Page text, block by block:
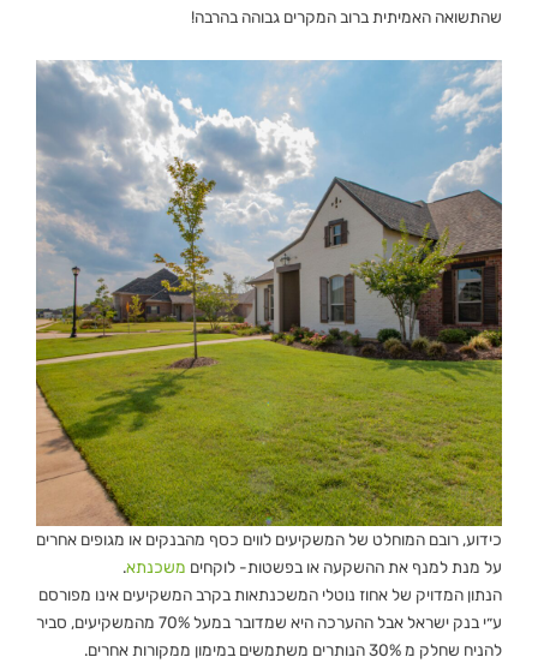
שהתשואה האמיתית ברוב המקרים גבוהה בהרבה!
כידוע, רובם המוחלט של המשקיעים לווים כסף מהבנקים או מגופים אחרים
על מנת למנף את ההשקעה או בפשטות- לוקחים משכנתא.
הנתון המדויק של אחוז נוטלי המשכנתאות בקרב המשקיעים אינו מפורסם
ע״י בנק ישראל אבל ההערכה היא שמדובר במעל 70% מהמשקיעים, סביר
להניח שחלק מ 30% הנותרים משתמשים במימון ממקורות אחרים.